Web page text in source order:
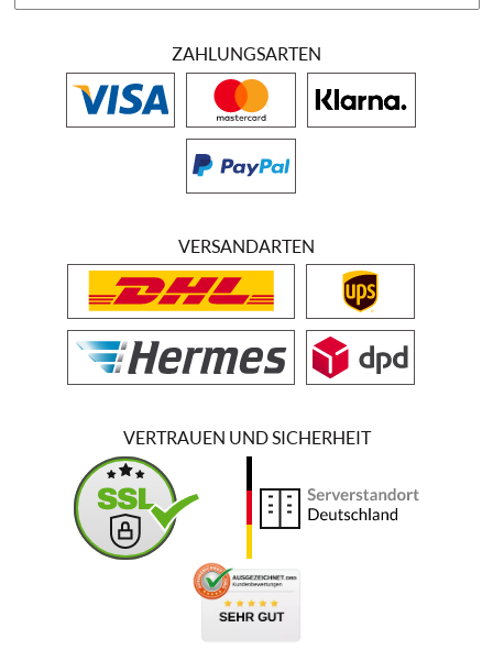
ZAHLUNGSARTEN
VERSANDARTEN
VERTRAUEN UND SICHERHEIT